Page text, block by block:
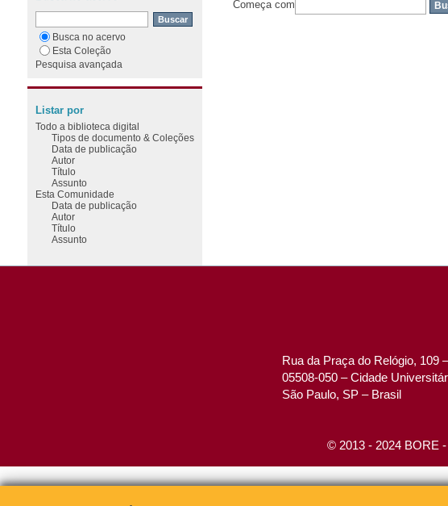
Começa com
Busca no acervo
Esta Coleção
Pesquisa avançada
Listar por
Todo a biblioteca digital
Tipos de documento & Coleções
Data de publicação
Autor
Título
Assunto
Esta Comunidade
Data de publicação
Autor
Título
Assunto
Rua da Praça do Relógio, 109
05508-050 – Cidade
São Paulo, SP – Brasil
© 2013 - 2024 BORE